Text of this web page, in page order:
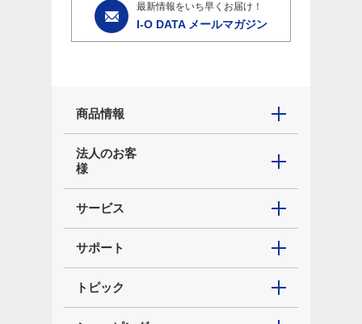
最新情報をいち早くお届け！
I-O DATA メールマガジン
商品情報
法人のお客
様
サービス
サポート
トピック